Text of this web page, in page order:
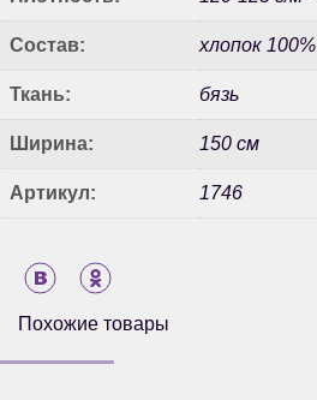
Состав: хлопок 100%
Ткань: бязь
Ширина: 150 см
Артикул: 1746
Похожие товары